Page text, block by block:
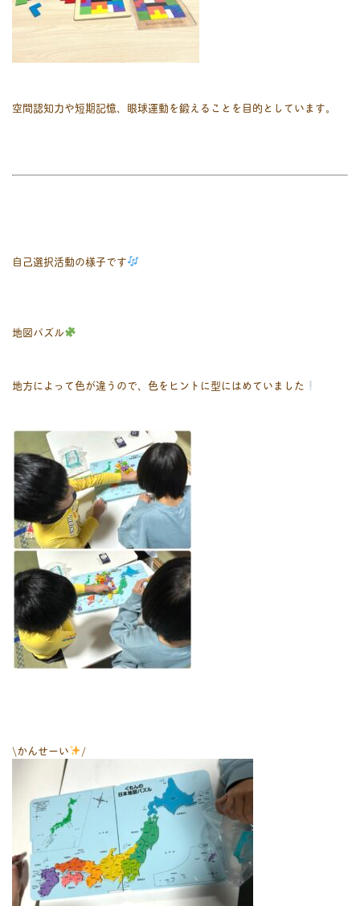
空間認知力や短期記憶、眼球運動を鍛えることを目的としています。
自己選択活動の様子です
地図パズル
地方によって色が違うので、色をヒントに型にはめていました
\かんせーい /